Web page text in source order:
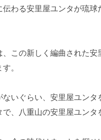
伝わる安里屋ユンタが琉
、この新しく編曲された
。
ないぐらい、安里屋ユン
、八重山の安里屋ユンタ